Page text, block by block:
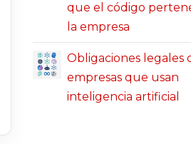
que el código
la empresa
Obligaciones legales
empresas que usan
inteligencia artificial